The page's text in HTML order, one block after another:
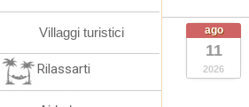
ago
11
2026
Villaggi turistici
Rilassarti